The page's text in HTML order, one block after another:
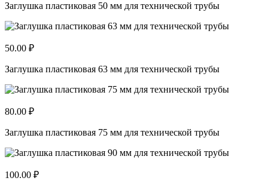
Заглушка пластиковая 50 мм для технической трубы
50.00 ₽
Заглушка пластиковая 63 мм для технической трубы
80.00 ₽
Заглушка пластиковая 75 мм для технической трубы
100.00 ₽